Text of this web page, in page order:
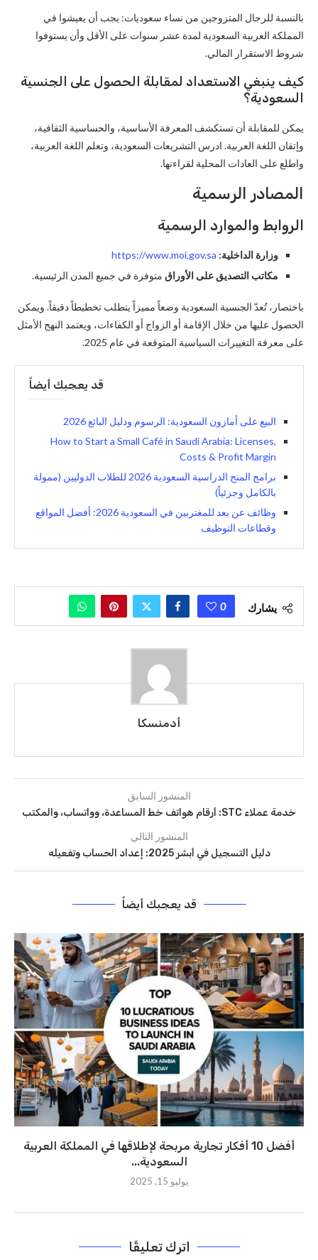
بالنسبة للرجال المتزوجين من نساء سعوديات: يجب أن يعيشوا في
المملكة العربية السعودية لمدة عشر سنوات على الأقل وأن يستوفوا
شروط الاستقرار المالي.
كيف ينبغي الاستعداد لمقابلة الحصول على الجنسية
السعودية؟
يمكن للمقابلة أن تستكشف المعرفة الأساسية، والحساسية الثقافية،
وإتقان اللغة العربية. ادرس التشريعات السعودية، وتعلم اللغة العربية،
واطلع على العادات المحلية لقراءتها.
المصادر الرسمية
الروابط والموارد الرسمية
وزارة الداخلية: https://www.moi.gov.sa
مكاتب التصديق على الأوراق متوفرة في جميع المدن الرئيسية.
باختصار، تُعدّ الجنسية السعودية وضعاً مميزاً يتطلب تخطيطاً دقيقاً. ويمكن
الحصول عليها من خلال الإقامة أو الزواج أو الكفاءات، ويعتمد النهج الأمثل
على معرفة التغييرات السياسية المتوقعة في عام 2025.
قد يعجبك أيضاً
البيع على أمازون السعودية: الرسوم ودليل البائع 2026
How to Start a Small Café in Saudi Arabia: Licenses,
Costs & Profit Margin
برامج المنح الدراسية السعودية 2026 للطلاب الدوليين (ممولة
بالكامل وجزئياً)
وظائف عن بعد للمغتربين في السعودية 2026: أفضل المواقع
وقطاعات التوظيف
يشارك 0
أدمنسكا
المنشور السابق
خدمة عملاء STC: أرقام هواتف خط المساعدة، وواتساب، والمكتب
المنشور التالي
دليل التسجيل في أبشر 2025: إعداد الحساب وتفعيله
قد يعجبك أيضاً
أفضل 10 أفكار تجارية مربحة لإطلاقها في المملكة العربية
السعودية...
يوليو 15, 2025
اترك تعليقًا